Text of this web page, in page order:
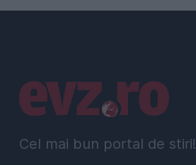
Cel mai bun portal de stiri!
Linkuri utile